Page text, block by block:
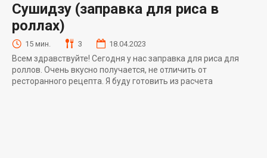
Сушидзу (заправка для риса в
роллах)
15 мин. 3 18.04.2023
Всем здравствуйте! Сегодня у нас заправка для риса для
роллов. Очень вкусно получается, не отличить от
ресторанного рецепта. Я буду готовить из расчета